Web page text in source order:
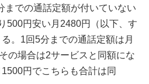
までの通話定額が付いていない
500円安い月2480円（以下、す
。1回5分までの通話定額は月
の場合は2サービスと同額にな
円でこちらも合計は同